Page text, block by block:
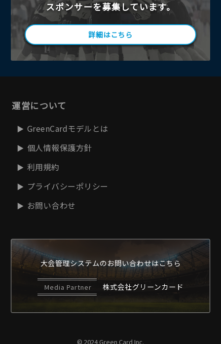
スポンサーを募集しています。
詳細はこちら
運営について
GreenCardモデルとは
個人情報保護方針
利用規約
プライバシーポリシー
お問い合わせ
大会管理システムのお問い合わせはこちら
Media Partner 株式会社グリーンカード
© 2024 Green Card Inc.